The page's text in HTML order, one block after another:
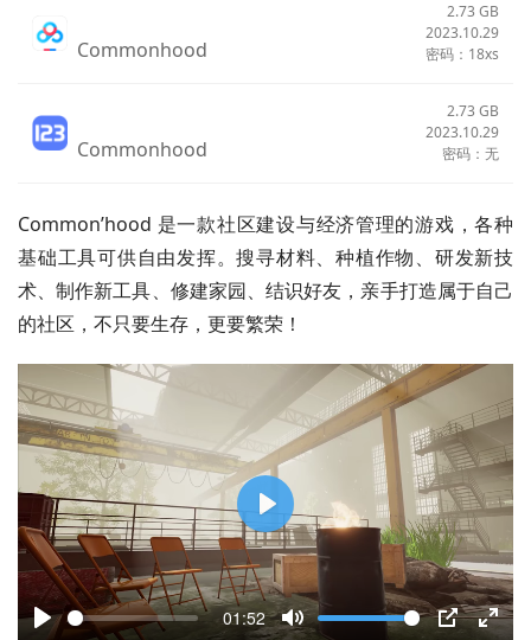
Commonhood
2.73 GB
2023.10.29
密码：18xs
Commonhood
2.73 GB
2023.10.29
密码：无
Common’hood 是一款社区建设与经济管理的游戏，各种
基础工具可供自由发挥。搜寻材料、种植作物、研发新技
术、制作新工具、修建家园、结识好友，亲手打造属于自己
的社区，不只要生存，更要繁荣！
01:52
P
l
a
y